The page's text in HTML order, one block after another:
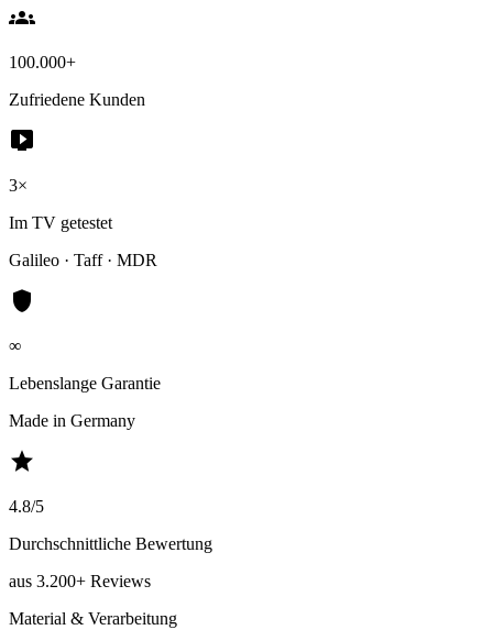
groups
100.000+
Zufriedene Kunden
live_tv
3×
Im TV getestet
Galileo · Taff · MDR
shield
∞
Lebenslange Garantie
Made in Germany
star
4.8/5
Durchschnittliche Bewertung
aus 3.200+ Reviews
Material & Verarbeitung